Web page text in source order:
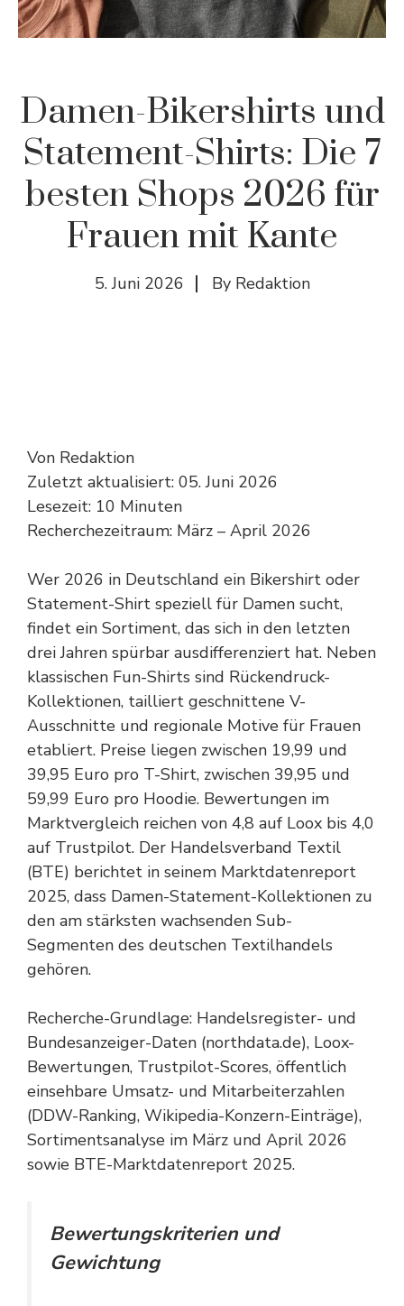
Damen-Bikershirts und
Statement-Shirts: Die 7
besten Shops 2026 für
Frauen mit Kante
5. Juni 2026 By Redaktion
Von Redaktion
Zuletzt aktualisiert: 05. Juni 2026
Lesezeit: 10 Minuten
Recherchezeitraum: März – April 2026
Wer 2026 in Deutschland ein Bikershirt oder
Statement-Shirt speziell für Damen sucht,
findet ein Sortiment, das sich in den letzten
drei Jahren spürbar ausdifferenziert hat. Neben
klassischen Fun-Shirts sind Rückendruck-
Kollektionen, tailliert geschnittene V-
Ausschnitte und regionale Motive für Frauen
etabliert. Preise liegen zwischen 19,99 und
39,95 Euro pro T-Shirt, zwischen 39,95 und
59,99 Euro pro Hoodie. Bewertungen im
Marktvergleich reichen von 4,8 auf Loox bis 4,0
auf Trustpilot. Der Handelsverband Textil
(BTE) berichtet in seinem Marktdatenreport
2025, dass Damen-Statement-Kollektionen zu
den am stärksten wachsenden Sub-
Segmenten des deutschen Textilhandels
gehören.
Recherche-Grundlage: Handelsregister- und
Bundesanzeiger-Daten (northdata.de), Loox-
Bewertungen, Trustpilot-Scores, öffentlich
einsehbare Umsatz- und Mitarbeiterzahlen
(DDW-Ranking, Wikipedia-Konzern-Einträge),
Sortimentsanalyse im März und April 2026
sowie BTE-Marktdatenreport 2025.
Bewertungskriterien und
Gewichtung